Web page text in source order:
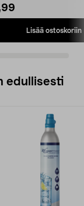
Lisää ostoskoriin
edullisesti